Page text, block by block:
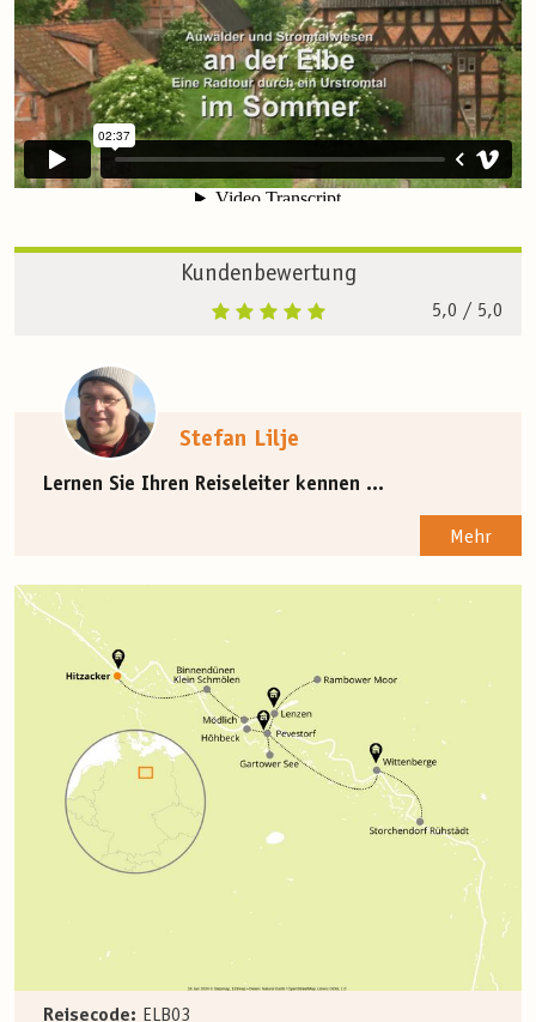
Kundenbewertung
5,0 / 5,0
Stefan Lilje
Lernen Sie Ihren Reiseleiter kennen ...
Mehr
Reisecode: ELB03